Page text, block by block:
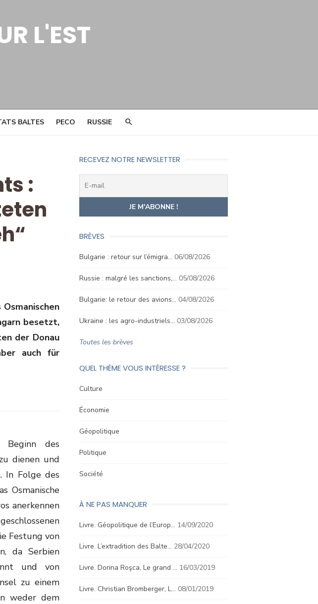
L'EST
BALTES PECO RUSSIE
:
besetzt,
der Donau
auch für
Beginn des
dienen und
In Folge des
Osmanische
anerkennen
Festung von
da Serbien
und von
zu einem
weder dem
RECEVEZ NOTRE NEWSLETTER
BRÈVES
Bulgarie : retour sur l’émigra… 06/08/2026
Russie : malgré les sanctions,… 05/08/2026
Bulgarie: le retour des avions… 04/08/2026
Ukraine : les agro-industriels… 03/08/2026
Toutes les brèves
QUEL THÈME VOUS INTÉRESSE ?
Culture
Économie
Géopolitique
Politique
Société
À NE PAS MANQUER
Livre. Géopolitique de l’Europ… 14/09/2020
Livre. L’extradition des Balte… 28/04/2020
Livre. Dorina Roşca, Le grand … 16/03/2019
Livre. Christian Bromberger, L… 08/01/2019